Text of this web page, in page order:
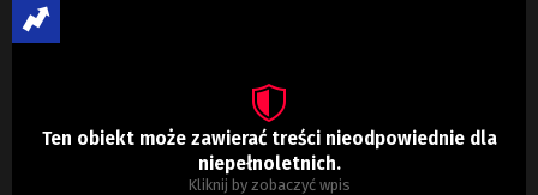
Ten obiekt może zawierać treści nieodpowiednie dla
niepełnoletnich.
Kliknij by zobaczyć wpis